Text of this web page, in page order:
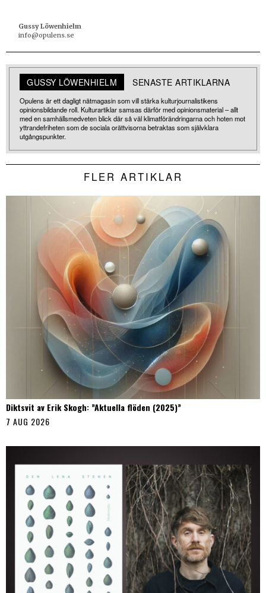
Gussy Löwenhielm
info@opulens.se
GUSSY LÖWENHIELM SENASTE ARTIKLARNA
Opulens är ett dagligt nätmagasin som vill stärka kulturjournalistikens
opinionsbildande roll. Kulturartiklar samsas därför med opinionsmaterial – allt
med en samhällsmedveten blick där så väl klimatförändringarna och hoten mot
yttrandefriheten som de sociala orättvisorna betraktas som självklara
utgångspunkter.
FLER ARTIKLAR
Diktsvit av Erik Skogh: ”Aktuella flöden (2025)”
7 AUG 2026